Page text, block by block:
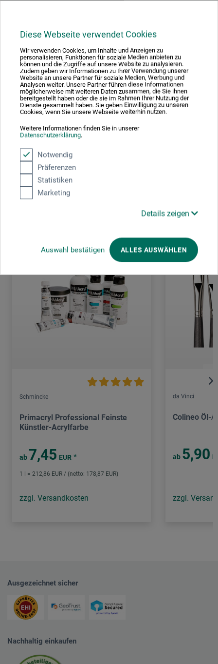
Diese Webseite verwendet Cookies
Wir verwenden Cookies, um Inhalte und Anzeigen zu
personalisieren, Funktionen für soziale Medien anbieten zu
können und die Zugriffe auf unsere Website zu analysieren.
Zudem geben wir Informationen zu Ihrer Verwendung unserer
Website an unsere Partner für soziale Medien, Werbung und
Analysen weiter. Unsere Partner führen diese Informationen
möglicherweise mit weiteren Daten zusammen, die Sie ihnen
bereitgestellt haben oder die sie im Rahmen Ihrer Nutzung der
Dienste gesammelt haben. Sie geben Einwilligung zu unseren
Cookies, wenn Sie unsere Webseite weiterhin nutzen.
Weitere Informationen finden Sie in unserer
Datenschutzerklärung.
Notwendig
Präferenzen
Statistiken
Marketing
Details zeigen
Auswahl bestätigen ALLES AUSWÄHLEN
Hier finden Sie die Kontaktdaten des Herstellers zu
diesem Produkt.
Fedrigoni S.p.A.
Via Enrico Fermi 13/F
37135 Verona (VR)
IT
mail@fabriano.com
www.fabriano.com
Kunden kauften auch
Schmincke
Primacryl Professional Feinste
Künstler-Acrylfarbe
ab 7,45 EUR *
1 l = 212,86 EUR / (netto: 178,87 EUR)
zzgl. Versandkosten
da Vinci
Colineo Öl-/
ab 5,90
zzgl.
Ausgezeichnet sicher
Nachhaltig einkaufen